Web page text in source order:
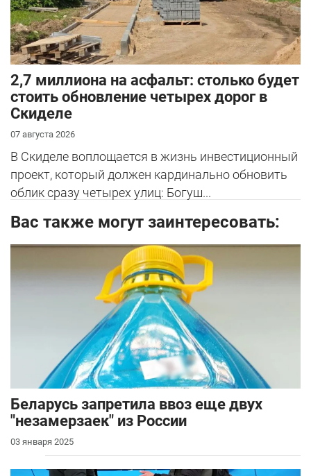
2,7 миллиона на асфальт: столько будет
стоить обновление четырех дорог в
Скиделе
07 августа 2026
В Скиделе воплощается в жизнь инвестиционный
проект, который должен кардинально обновить
облик сразу четырех улиц: Богуш...
Вас также могут заинтересовать:
Беларусь запретила ввоз еще двух
"незамерзаек" из России
03 января 2025